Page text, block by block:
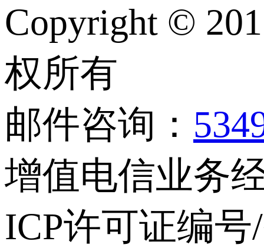
Copyright ©
权所有
邮件咨询：
增值电信业务
ICP许可证编号